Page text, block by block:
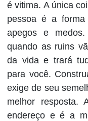
é vitima. A única
pessoa é a
apegos e
quando as ruins
da vida e trará
para você.
exige de seu
melhor resposta.
endereço e é a